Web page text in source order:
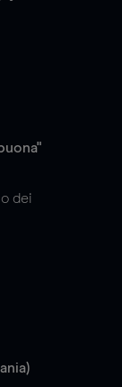
dei